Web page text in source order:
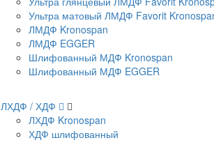
Ультра матовый ЛМДФ Favorit
ЛМДФ Kronospan
ЛМДФ EGGER
Шлифованный МДФ Kronospan
Шлифованный МДФ EGGER
ЛХДФ / ХДФ
ЛХДФ Kronospan
ХДФ шлифованный